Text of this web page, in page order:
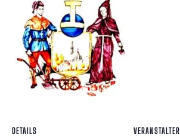
DETAILS VERANSTALTER